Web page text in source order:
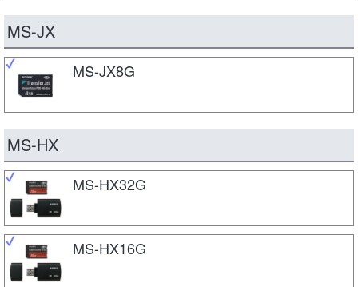
MS-JX
MS-JX8G
MS-HX
MS-HX32G
MS-HX16G